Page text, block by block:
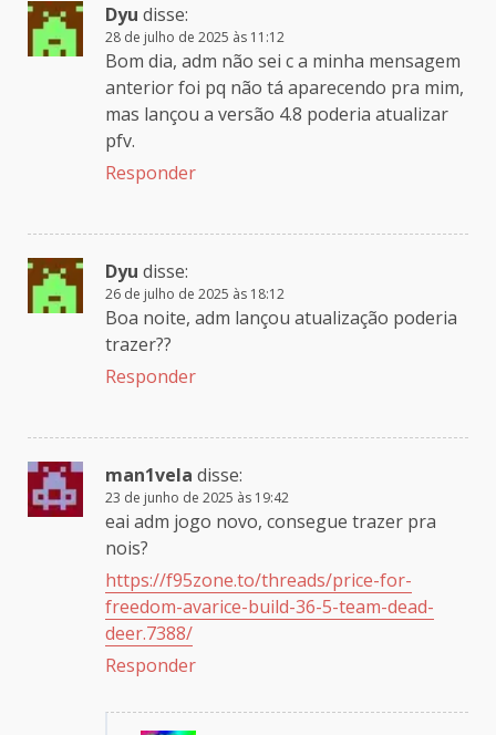
Dyu disse:
28 de julho de 2025 às 11:12
Bom dia, adm não sei c a minha mensagem
anterior foi pq não tá aparecendo pra mim,
mas lançou a versão 4.8 poderia atualizar
pfv.
Responder
Dyu disse:
26 de julho de 2025 às 18:12
Boa noite, adm lançou atualização poderia
trazer??
Responder
man1vela disse:
23 de junho de 2025 às 19:42
eai adm jogo novo, consegue trazer pra
nois?
https://f95zone.to/threads/price-for-
freedom-avarice-build-36-5-team-dead-
deer.7388/
Responder